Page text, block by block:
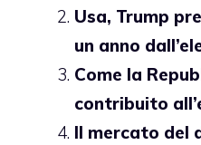
Usa, Trump
un anno
Come la
contribuito
Il mercato del